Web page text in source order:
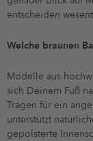
entscheiden
Welche braunen
Modelle aus
sich Deinem Fuß
Tragen für ein
unterstützt
gepolsterte